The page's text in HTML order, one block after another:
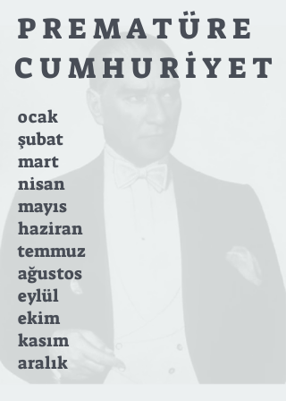
P R E M A T Ü R E
C U M H U R İ Y E T
aralık
kasım
ekim
eylül
ağustos
temmuz
haziran
mayıs
nisan
mart
şubat
ocak